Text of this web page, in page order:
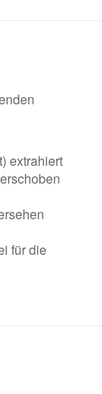
extrahiert
für die